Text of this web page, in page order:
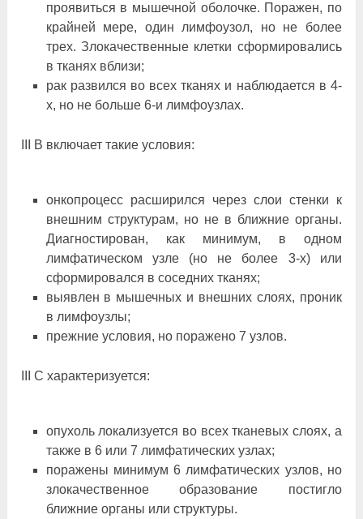
проявиться в мышечной оболочке. Поражен, по
крайней мере, один лимфоузол, но не более
трех. Злокачественные клетки сформировались
в тканях вблизи;
рак развился во всех тканях и наблюдается в 4-
х, но не больше 6-и лимфоузлах.
III B включает такие условия:
онкопроцесс расширился через слои стенки к
внешним структурам, но не в ближние органы.
Диагностирован, как минимум, в одном
лимфатическом узле (но не более 3-х) или
сформировался в соседних тканях;
выявлен в мышечных и внешних слоях, проник
в лимфоузлы;
прежние условия, но поражено 7 узлов.
III C характеризуется:
опухоль локализуется во всех тканевых слоях, а
также в 6 или 7 лимфатических узлах;
поражены минимум 6 лимфатических узлов, но
злокачественное образование постигло
ближние органы или структуры.